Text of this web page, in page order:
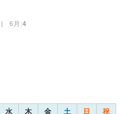
6月:4
水 木 金 土 日 祝